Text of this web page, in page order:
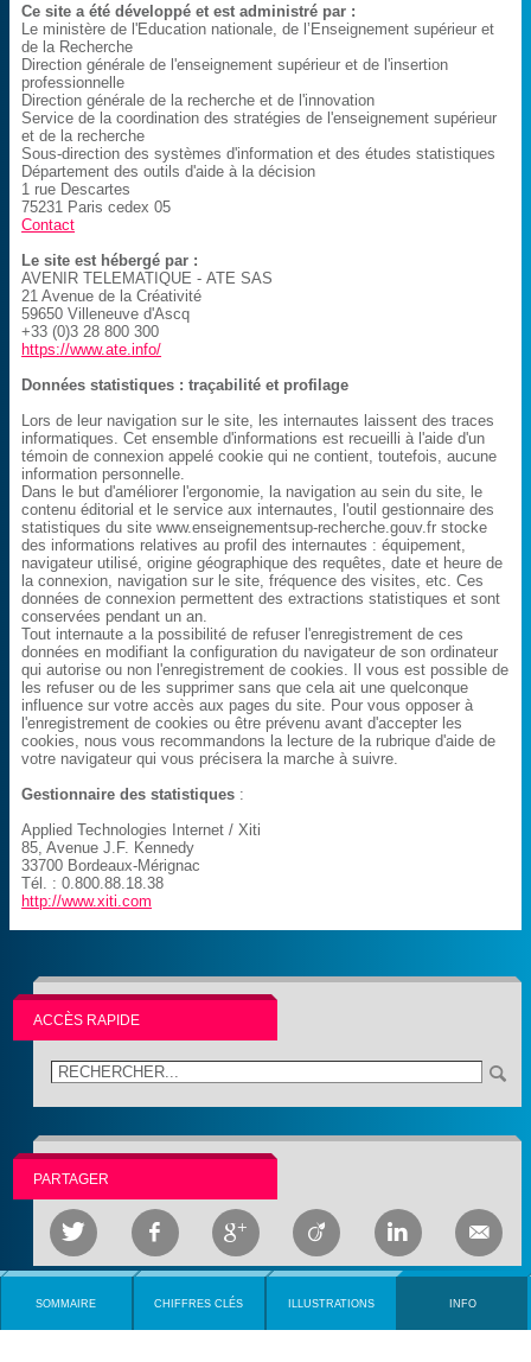
Ce site a été développé et est administré par :
Le ministère de l'Education nationale, de l’Enseignement supérieur et
de la Recherche
Direction générale de l'enseignement supérieur et de l'insertion
professionnelle
Direction générale de la recherche et de l'innovation
Service de la coordination des stratégies de l'enseignement supérieur
et de la recherche
Sous-direction des systèmes d'information et des études statistiques
Département des outils d'aide à la décision
1 rue Descartes
75231 Paris cedex 05
Contact
Le site est hébergé par :
AVENIR TELEMATIQUE - ATE SAS
21 Avenue de la Créativité
59650 Villeneuve d'Ascq
+33 (0)3 28 800 300
https://www.ate.info/
Données statistiques : traçabilité et profilage
Lors de leur navigation sur le site, les internautes laissent des traces
informatiques. Cet ensemble d'informations est recueilli à l'aide d'un
témoin de connexion appelé cookie qui ne contient, toutefois, aucune
information personnelle.
Dans le but d'améliorer l'ergonomie, la navigation au sein du site, le
contenu éditorial et le service aux internautes, l'outil gestionnaire des
statistiques du site www.enseignementsup-recherche.gouv.fr stocke
des informations relatives au profil des internautes : équipement,
navigateur utilisé, origine géographique des requêtes, date et heure de
la connexion, navigation sur le site, fréquence des visites, etc. Ces
données de connexion permettent des extractions statistiques et sont
conservées pendant un an.
Tout internaute a la possibilité de refuser l'enregistrement de ces
données en modifiant la configuration du navigateur de son ordinateur
qui autorise ou non l'enregistrement de cookies. Il vous est possible de
les refuser ou de les supprimer sans que cela ait une quelconque
influence sur votre accès aux pages du site. Pour vous opposer à
l'enregistrement de cookies ou être prévenu avant d'accepter les
cookies, nous vous recommandons la lecture de la rubrique d'aide de
votre navigateur qui vous précisera la marche à suivre.
Gestionnaire des statistiques :
Applied Technologies Internet / Xiti
85, Avenue J.F. Kennedy
33700 Bordeaux-Mérignac
Tél. : 0.800.88.18.38
http://www.xiti.com
ACCÈS RAPIDE
PARTAGER
     
SOMMAIRE CHIFFRES CLÉS ILLUSTRATIONS INFO